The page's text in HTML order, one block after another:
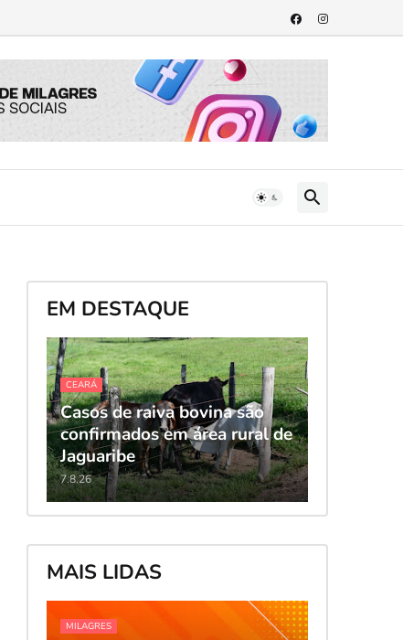
EM DESTAQUE
CEARÁ
Casos de raiva bovina são
confirmados em área rural de
Jaguaribe
7.8.26
MAIS LIDAS
MILAGRES